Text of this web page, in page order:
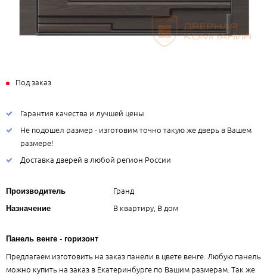
Под заказ
Гарантия качества и лучшей цены
Не подошел размер - изготовим точно такую же дверь в Вашем
размере!
Доставка дверей в любой регион России
Производитель Гранд
Назначение В квартиру, В дом
Панель венге - горизонт
Предлагаем изготовить на заказ панели в цвете венге. Любую панель
можно купить на заказ в Екатеринбурге по Вашим размерам. Так же